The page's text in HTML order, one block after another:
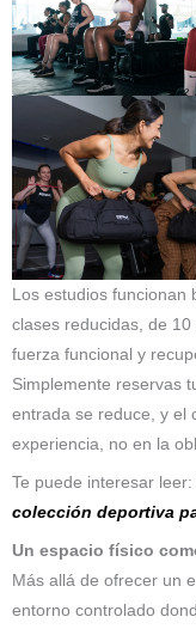
Los estudios funcionan
clases reducidas, de
fuerza funcional y
Simplemente reservas
entrada se reduce, y el
experiencia, no en la
Te puede interesar leer:
colección deportiva
Un espacio físico
Más allá de ofrecer un
entorno controlado